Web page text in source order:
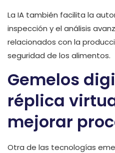
La IA también facilita la
inspección y el análisis
relacionados con la
seguridad de los alimentos.
Gemelos
réplica
mejorar
Otra de las tecnologías